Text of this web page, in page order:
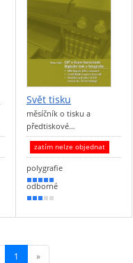
Svět tisku
měsíčník o tisku a
předtiskové…
zatím nelze objednat
polygrafie
100 %
odborné
50 %
1 (current)
»